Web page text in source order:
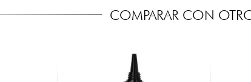
COMPARAR CON